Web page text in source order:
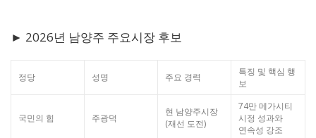
► 2026년 남양주 주요시장 후보
정당 성명 주요 경력
특징 및 핵심 행
보
국민의 힘 주광덕
현 남양주시장
(재선 도전)
74만 메가시티
시정 성과와
연속성 강조